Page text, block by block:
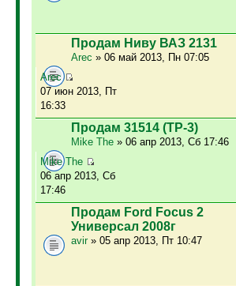
Продам Ниву ВАЗ 2131
Arec » 06 май 2013, Пн 07:05
Arec
07 июн 2013, Пт
16:33
Продам 31514 (ТР-3)
Mike The» 06 апр 2013, Сб 17:46
Mike The
06 апр 2013, Сб
17:46
Продам Ford Focus 2
Универсал 2008г
avir» 05 апр 2013, Пт 10:47